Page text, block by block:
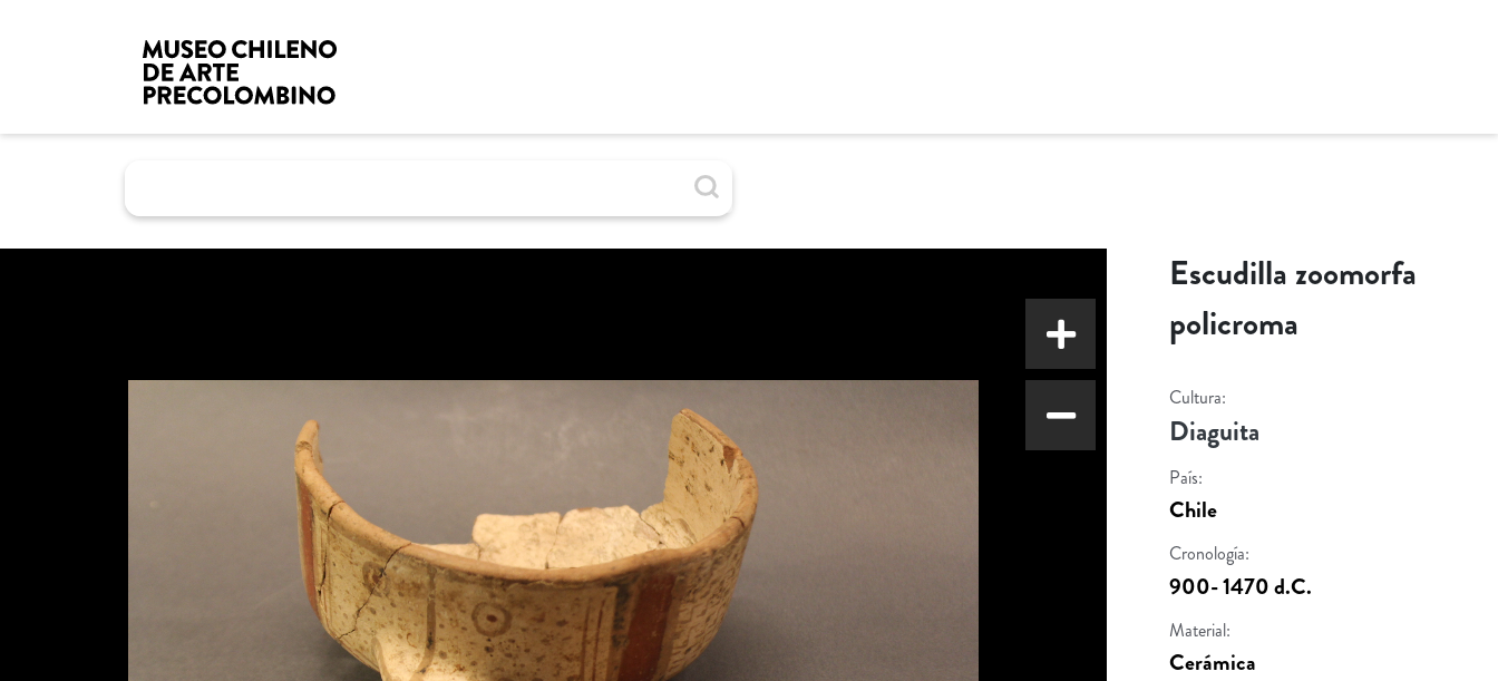
Escudilla zoomorfa
policroma
Cultura:
Diaguita
País:
Chile
Cronología:
900- 1470 d.C.
Material:
Cerámica